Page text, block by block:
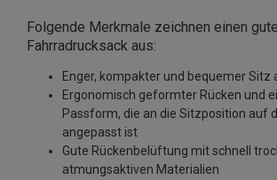
Folgende Merkmale zeichnen einen
Fahrradrucksack aus:
Enger, kompakter und bequemer Sitz
Ergonomisch geformter Rücken und
Passform, die an die Sitzposition auf
angepasst ist
Gute Rückenbelüftung mit schnell
atmungsaktiven Materialien